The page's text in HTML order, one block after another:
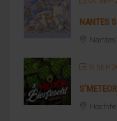
NANTES
11 SEP